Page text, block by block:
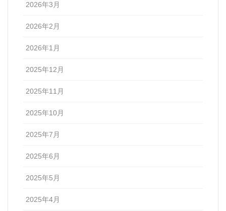
2026年3月
2026年2月
2026年1月
2025年12月
2025年11月
2025年10月
2025年7月
2025年6月
2025年5月
2025年4月